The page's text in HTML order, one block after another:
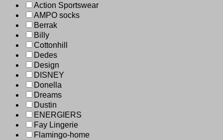
Action Sportswear
AMPO socks
Berrak
Billy
Cottonhill
Dedes
Design
DISNEY
Donella
Dreams
Dustin
ENERGIERS
Fay Lingerie
Flamingo-home